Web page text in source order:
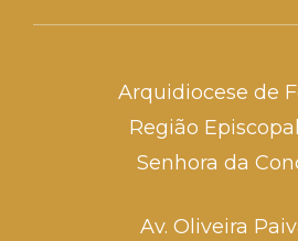
Arquidiocese de
Região
Senhora da
Av. Oliveira